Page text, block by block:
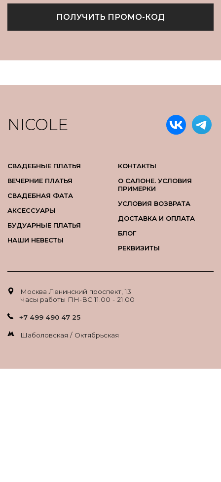
ПОЛУЧИТЬ ПРОМО-КОД
NICOLE
СВАДЕБНЫЕ ПЛАТЬЯ
ВЕЧЕРНИЕ ПЛАТЬЯ
СВАДЕБНАЯ ФАТА
АКСЕССУАРЫ
БУДУАРНЫЕ ПЛАТЬЯ
НАШИ НЕВЕСТЫ
КОНТАКТЫ
О САЛОНЕ. УСЛОВИЯ
ПРИМЕРКИ
УСЛОВИЯ ВОЗВРАТА
ДОСТАВКА И ОПЛАТА
БЛОГ
РЕКВИЗИТЫ
Москва Ленинский проспект, 13
Часы работы ПН-ВС 11.00 - 21.00
+7 499 490 47 25
Шаболовская / Октябрьская